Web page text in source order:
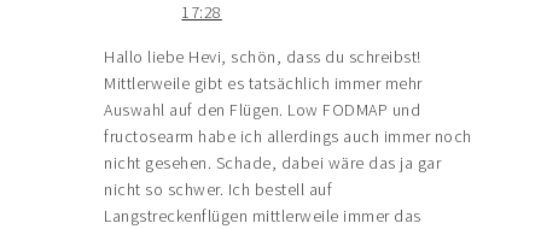
17:28
Hallo liebe Hevi, schön, dass du schreibst!
Mittlerweile gibt es tatsächlich immer mehr
Auswahl auf den Flügen. Low FODMAP und
fructosearm habe ich allerdings auch immer noch
nicht gesehen. Schade, dabei wäre das ja gar
nicht so schwer. Ich bestell auf
Langstreckenflügen mittlerweile immer das